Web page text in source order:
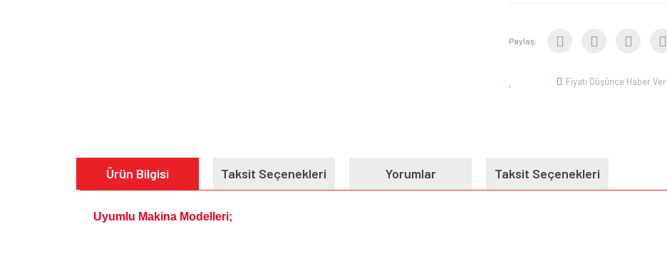
Paylaş:
Fiyatı Düşünce Haber Ver
Ürün Bilgisi Taksit Seçenekleri Yorumlar Taksit Seçenekleri
Uyumlu Makina Modelleri;